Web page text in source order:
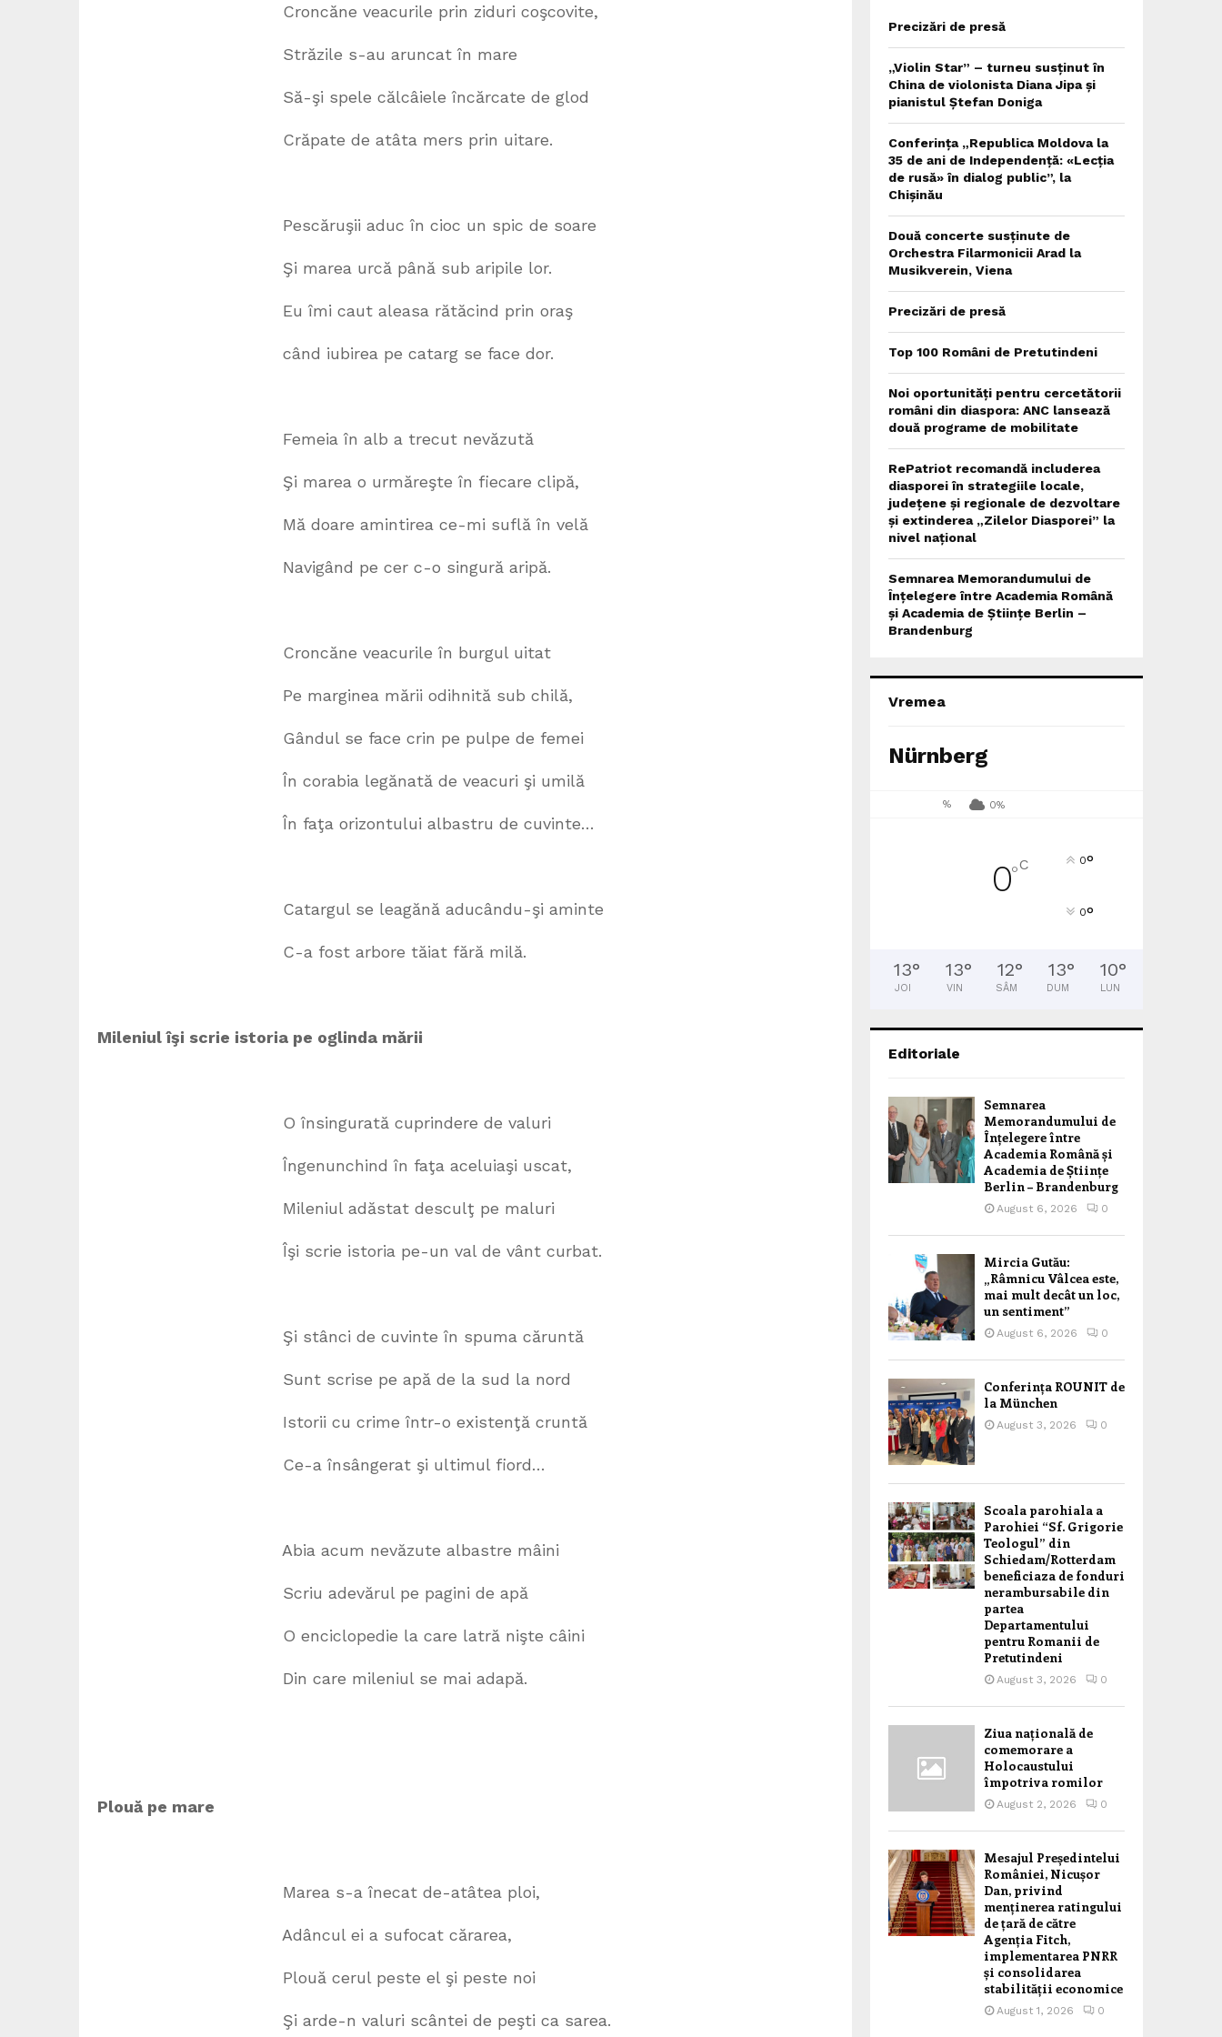
Croncăne veacurile prin ziduri coşcovite,
Străzile s-au aruncat în mare
Să-şi spele călcâiele încărcate de glod
Crăpate de atâta mers prin uitare.
Pescăruşii aduc în cioc un spic de soare
Şi marea urcă până sub aripile lor.
Eu îmi caut aleasa rătăcind prin oraş
când iubirea pe catarg se face dor.
Femeia în alb a trecut nevăzută
Şi marea o urmăreşte în fiecare clipă,
Mă doare amintirea ce-mi suflă în velă
Navigând pe cer c-o singură aripă.
Croncăne veacurile în burgul uitat
Pe marginea mării odihnită sub chilă,
Gândul se face crin pe pulpe de femei
În corabia legănată de veacuri şi umilă
În faţa orizontului albastru de cuvinte…
Catargul se leagănă aducându-şi aminte
C-a fost arbore tăiat fără milă.
Mileniul îşi scrie istoria pe oglinda mării
O însingurată cuprindere de valuri
Îngenunchind în faţa aceluiaşi uscat,
Mileniul adăstat desculţ pe maluri
Îşi scrie istoria pe-un val de vânt curbat.
Şi stânci de cuvinte în spuma căruntă
Sunt scrise pe apă de la sud la nord
Istorii cu crime într-o existenţă cruntă
Ce-a însângerat şi ultimul fiord…
Abia acum nevăzute albastre mâini
Scriu adevărul pe pagini de apă
O enciclopedie la care latră nişte câini
Din care mileniul se mai adapă.
Plouă pe mare
Marea s-a înecat de-atâtea ploi,
Adâncul ei a sufocat cărarea,
Plouă cerul peste el şi peste noi
Şi arde-n valuri scântei de peşti ca sarea.
Precizări de presă
„Violin Star” – turneu susținut în
China de violonista Diana Jipa și
pianistul Ștefan Doniga
Conferința „Republica Moldova la
35 de ani de Independență: «Lecția
de rusă» în dialog public”, la
Chișinău
Două concerte susținute de
Orchestra Filarmonicii Arad la
Musikverein, Viena
Precizări de presă
Top 100 Români de Pretutindeni
Noi oportunități pentru cercetătorii
români din diaspora: ANC lansează
două programe de mobilitate
RePatriot recomandă includerea
diasporei în strategiile locale,
județene și regionale de dezvoltare
și extinderea „Zilelor Diasporei” la
nivel național
Semnarea Memorandumului de
Înțelegere între Academia Română
și Academia de Științe Berlin –
Brandenburg
Vremea
Nürnberg
% 0%
0°C 0°
0°
13°
JOI
13°
VIN
12°
SÂM
13°
DUM
10°
LUN
Editoriale
Semnarea
Memorandumului de
Înțelegere între
Academia Română și
Academia de Științe
Berlin – Brandenburg
August 6, 2026 0
Mircia Gutău:
„Râmnicu Vâlcea este,
mai mult decât un loc,
un sentiment”
August 6, 2026 0
Conferința ROUNIT de
la München
August 3, 2026 0
Scoala parohiala a
Parohiei “Sf. Grigorie
Teologul” din
Schiedam/Rotterdam
beneficiaza de fonduri
nerambursabile din
partea
Departamentului
pentru Romanii de
Pretutindeni
August 3, 2026 0
Ziua națională de
comemorare a
Holocaustului
împotriva romilor
August 2, 2026 0
Mesajul Președintelui
României, Nicușor
Dan, privind
menținerea ratingului
de țară de către
Agenția Fitch,
implementarea PNRR
și consolidarea
stabilității economice
August 1, 2026 0